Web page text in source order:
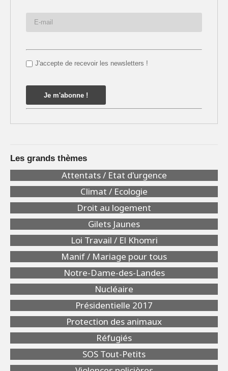
J'accepte de recevoir les newsletters !
Les grands thèmes
Attentats / Etat d'urgence
Climat / Ecologie
Droit au logement
Gilets Jaunes
Loi Travail / El Khomri
Manif / Mariage pour tous
Notre-Dame-des-Landes
Nucléaire
Présidentielle 2017
Protection des animaux
Réfugiés
SOS Tout-Petits